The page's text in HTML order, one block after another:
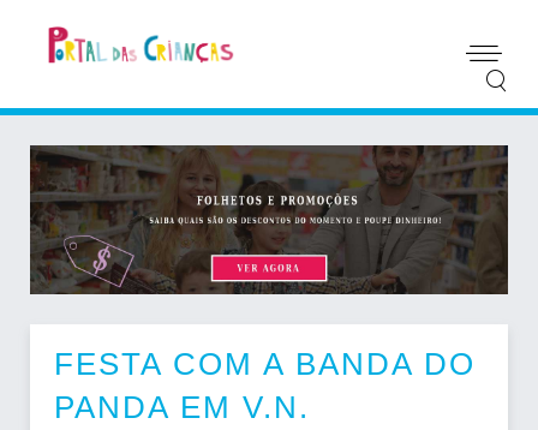
FESTA COM A BANDA DO
PANDA EM V.N.